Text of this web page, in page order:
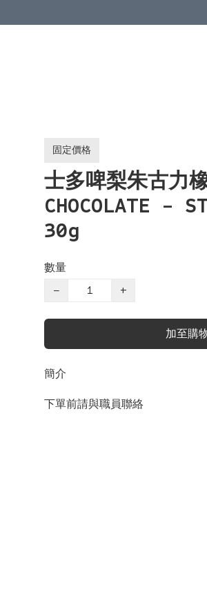
固定價格
士多啤梨朱古力
CHOCOLATE -
30g
數量
−
+
加至購
簡介
下單前請與職員聯絡